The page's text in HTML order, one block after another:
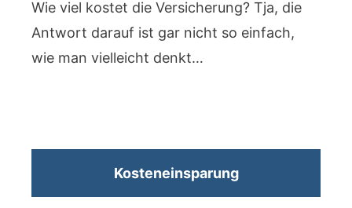
Wie viel kostet die Versicherung? Tja, die
Antwort darauf ist gar nicht so einfach,
wie man vielleicht denkt…
Kosteneinsparung